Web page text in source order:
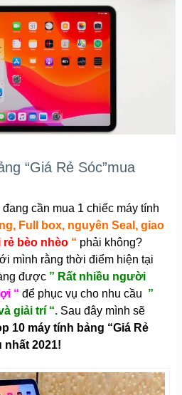
“Giá Rẻ Sóc”mua
cần mua 1 chiếc máy tính
Full box, nguyên Seal, giao
rẻ bèo nhèo“ phải không?
mình rằng thời điểm hiện tại
được” Rất nhiều người
“ để phục vụ cho nhu cầu ”
giải trí “.Sau đây mình sẽ
10 máy tính bảng “Giá Rẻ
nhất 2021!